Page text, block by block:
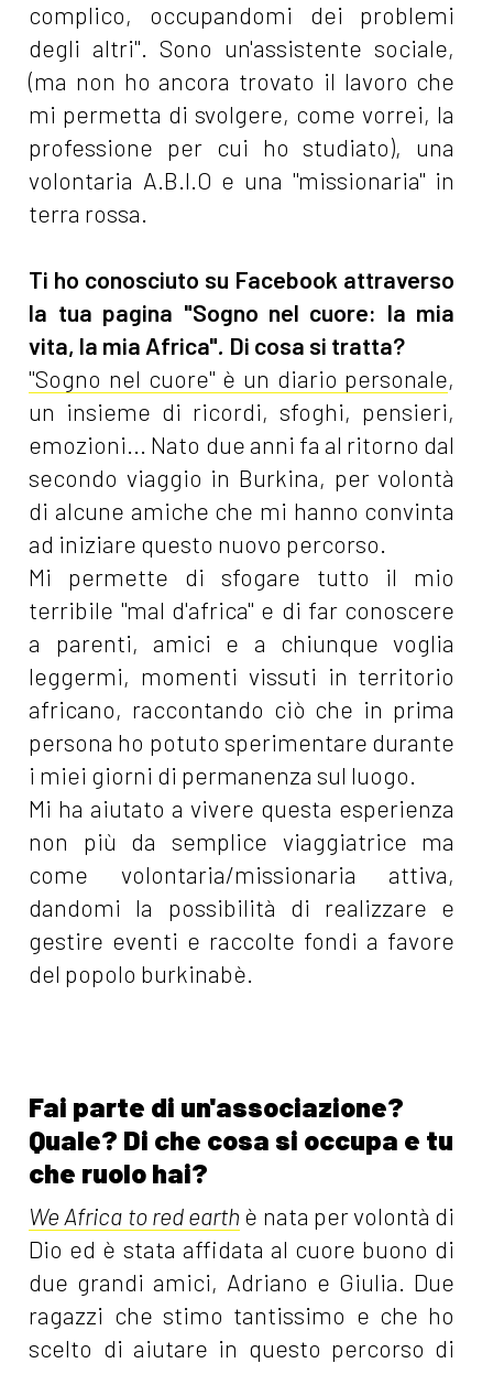
complico, occupandomi dei problemi
degli altri". Sono un'assistente sociale,
(ma non ho ancora trovato il lavoro che
mi permetta di svolgere, come vorrei, la
professione per cui ho studiato), una
volontaria A.B.I.O e una "missionaria" in
terra rossa.
Ti ho conosciuto su Facebook attraverso
la tua pagina "Sogno nel cuore: la mia
vita, la mia Africa". Di cosa si tratta?
"Sogno nel cuore" è un diario personale,
un insieme di ricordi, sfoghi, pensieri,
emozioni... Nato due anni fa al ritorno dal
secondo viaggio in Burkina, per volontà
di alcune amiche che mi hanno convinta
ad iniziare questo nuovo percorso.
Mi permette di sfogare tutto il mio
terribile "mal d'africa" e di far conoscere
a parenti, amici e a chiunque voglia
leggermi, momenti vissuti in territorio
africano, raccontando ciò che in prima
persona ho potuto sperimentare durante
i miei giorni di permanenza sul luogo.
Mi ha aiutato a vivere questa esperienza
non più da semplice viaggiatrice ma
come volontaria/missionaria attiva,
dandomi la possibilità di realizzare e
gestire eventi e raccolte fondi a favore
del popolo burkinabè.
Fai parte di un'associazione?
Quale? Di che cosa si occupa e tu
che ruolo hai?
We Africa to red earth è nata per volontà di
Dio ed è stata affidata al cuore buono di
due grandi amici, Adriano e Giulia. Due
ragazzi che stimo tantissimo e che ho
scelto di aiutare in questo percorso di